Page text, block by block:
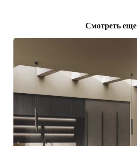
Смотреть еще